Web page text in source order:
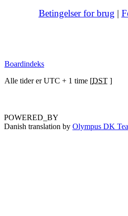
Betingelser for brug |
Boardindeks
Alle tider er UTC + 1 time [DST ]
POWERED_BY
Danish translation by Olympus DK